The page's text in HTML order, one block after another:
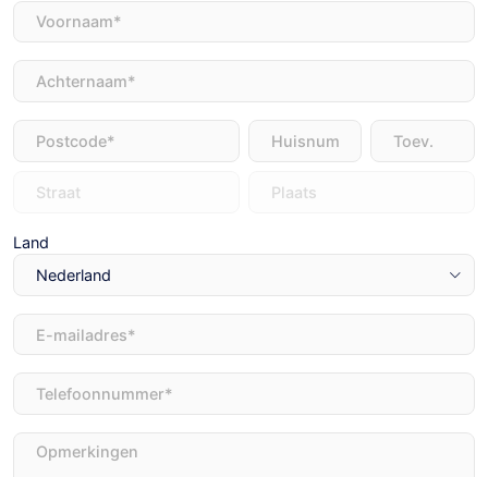
Voornaam (Vereist)
Achternaam
Adres
Land
E-
mailadres(Vereist)
Telefoon
Opmerkingen